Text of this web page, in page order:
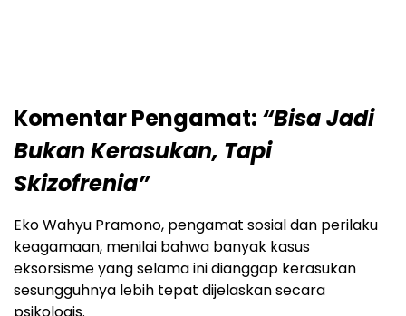
Komentar Pengamat: “Bisa Jadi
Bukan Kerasukan, Tapi
Skizofrenia”
Eko Wahyu Pramono, pengamat sosial dan perilaku
keagamaan, menilai bahwa banyak kasus
eksorsisme yang selama ini dianggap kerasukan
sesungguhnya lebih tepat dijelaskan secara
psikologis.